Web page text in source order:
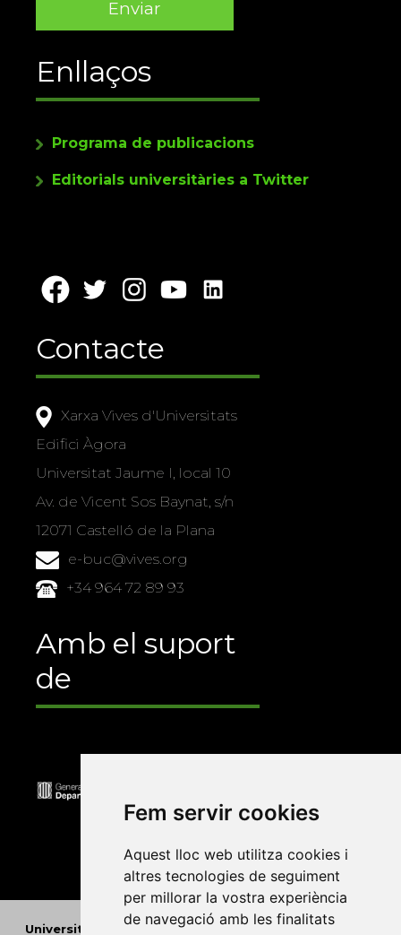
Fem servir cookies
Aquest lloc web utilitza cookies i
altres tecnologies de seguiment
per millorar la vostra experiència
de navegació amb les finalitats
Enllaços
Programa de publicacions
Editorials universitàries a Twitter
Contacte
Xarxa Vives d'Universitats
Edifici Àgora
Universitat Jaume I, local 10
Av. de Vicent Sos Baynat, s/n
12071 Castelló de la Plana
e-buc@vives.org
+34 964 72 89 93
Amb el suport
de
Universitat Abat Oliba CEU•Universitat d'Alacant